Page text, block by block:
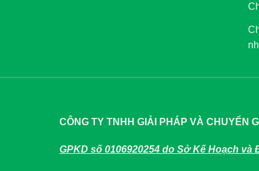
CÔNG TY TNHH GIẢI PHÁP VÀ CHUYỂN
GPKD số 0106920254 do Sở Kế Hoạch và